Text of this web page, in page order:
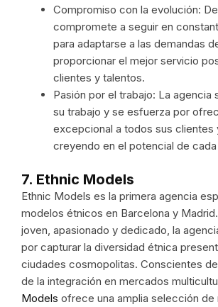
Compromiso con la evolución:
compromete a seguir en
para adaptarse a las demandas
proporcionar el mejor servicio
clientes y talentos.
Pasión por el trabajo: La agencia
su trabajo y se esfuerza por
excepcional a todos sus clientes
creyendo en el potencial de
7. Ethnic Models
Ethnic Models es la primera agencia
modelos étnicos en Barcelona y
joven, apasionado y dedicado, la
por capturar la diversidad étnica
ciudades cosmopolitas. Conscientes
de la integración en mercados
Models ofrece una amplia selección de